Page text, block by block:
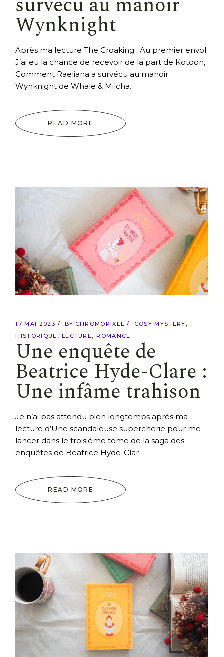
Wynknight
Après ma lecture The Croaking : Au premier envol.
J’ai eu la chance de recevoir de la part de Kotoon,
Comment Raeliana a survécu au manoir
Wynknight de Whale & Milcha.
READ MORE
17 MAI 2023 BY CHROMOPIXEL
COSY MYSTERY
HISTORIQUE
LECTURE ROMANCE
Une enquête de
Beatrice Hyde-Clare :
Une infâme trahison
Je n’ai pas attendu bien longtemps après ma
lecture d’Une scandaleuse supercherie pour me
lancer dans le troisième tome de la saga des
enquêtes de Beatrice Hyde-Clar
READ MORE